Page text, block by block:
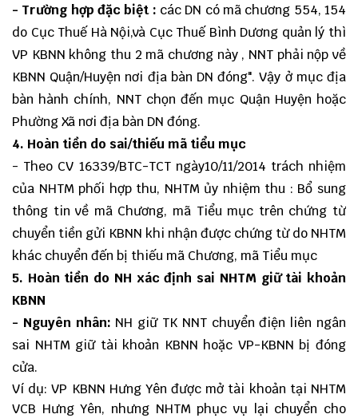
- Trường hợp đặc biệt : các DN có mã chương 554, 154
do Cục Thuế Hà Nội,và Cục Thuế Bình Dương quản lý thì
VP KBNN không thu 2 mã chương này , NNT phải nộp về
KBNN Quận/Huyện nơi địa bàn DN đóng". Vậy ở mục địa
bàn hành chính, NNT chọn đến mục Quận Huyện hoặc
Phường Xã nơi địa bàn DN đóng.
4. Hoàn tiền do sai/thiếu mã tiểu mục
- Theo CV 16339/BTC-TCT ngày10/11/2014 trách nhiệm
của NHTM phối hợp thu, NHTM ủy nhiệm thu : Bổ sung
thông tin về mã Chương, mã Tiểu mục trên chứng từ
chuyển tiền gửi KBNN khi nhận được chứng từ do NHTM
khác chuyển đến bị thiếu mã Chương, mã Tiểu mục
5. Hoàn tiền do NH xác định sai NHTM giữ tài khoản
KBNN
- Nguyên nhân: NH giữ TK NNT chuyển điện liên ngân
sai NHTM giữ tài khoản KBNN hoặc VP-KBNN bị đóng
cửa.
Ví dụ: VP KBNN Hưng Yên được mở tài khoản tại NHTM
VCB Hưng Yên, nhưng NHTM phục vụ lại chuyển cho